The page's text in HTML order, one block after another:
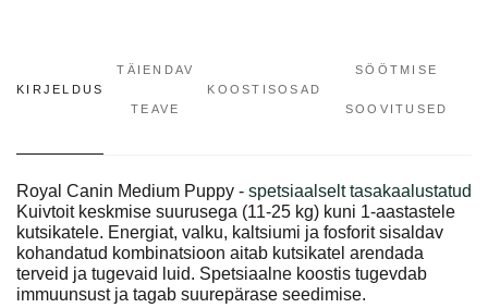
KIRJELDUS
TÄIENDAV
TEAVE
KOOSTISOSAD
SÖÖTMISE
SOOVITUSED
Royal Canin Medium Puppy - spetsiaalselt tasakaalustatud
Kuivtoit keskmise suurusega (11-25 kg) kuni 1-aastastele
kutsikatele. Energiat, valku, kaltsiumi ja fosforit sisaldav
kohandatud kombinatsioon aitab kutsikatel arendada
terveid ja tugevaid luid. Spetsiaalne koostis tugevdab
immuunsust ja tagab suurepärase seedimise.